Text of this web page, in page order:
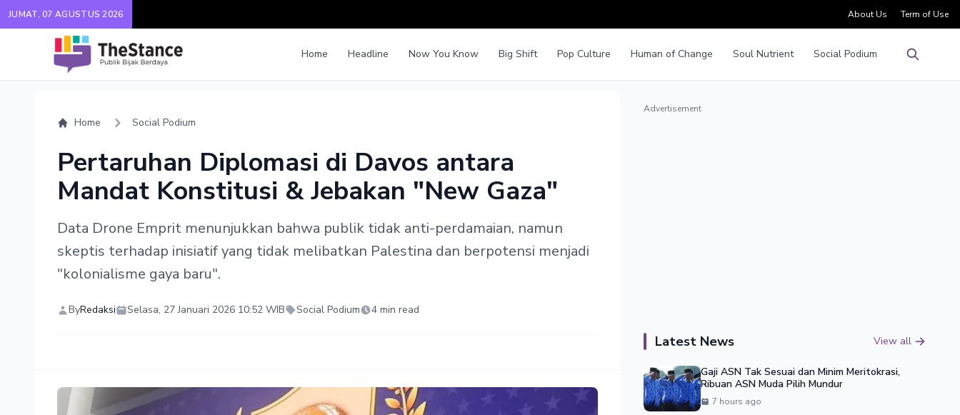
JUMAT, 07 AGUSTUS 2026 About Us Term of Use
Home Headline Now You Know Big Shift Pop Culture Human of Change Soul Nutrient
Social Podium
Home Social Podium
Pertaruhan Diplomasi di Davos antara
Mandat Konstitusi & Jebakan "New Gaza"
Data Drone Emprit menunjukkan bahwa publik tidak anti-perdamaian, namun
skeptis terhadap inisiatif yang tidak melibatkan Palestina dan berpotensi menjadi
"kolonialisme gaya baru".
ByRedaksi Selasa, 27 Januari 2026 10:52 WIB Social Podium 4 min read
Advertisement
Latest News View all
Gaji ASN Tak Sesuai dan Minim Meritokrasi,
Ribuan ASN Muda Pilih Mundur
7 hours ago